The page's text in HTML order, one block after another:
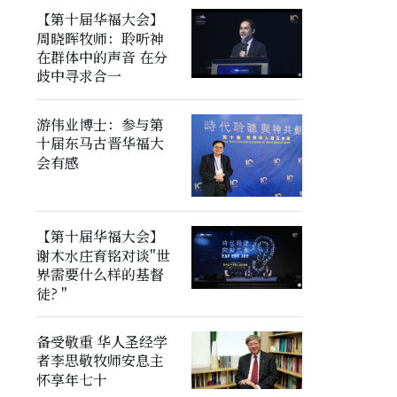
【第十届华福大会】
周晓晖牧师：聆听神
在群体中的声音 在分
歧中寻求合一
游伟业博士：参与第
十届东马古晋华福大
会有感
【第十届华福大会】
谢木水庄育铭对谈"世
界需要什么样的基督
徒? "
备受敬重 华人圣经学
者李思敬牧师安息主
怀享年七十